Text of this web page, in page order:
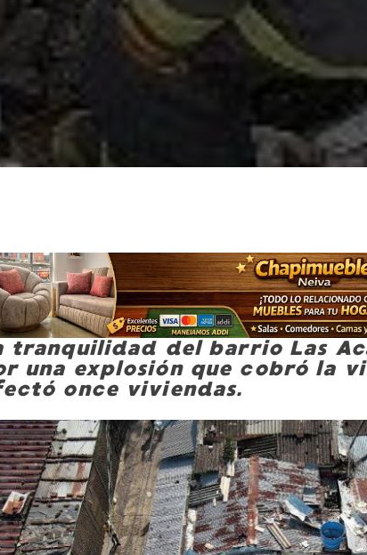
tranquilidad del barrio Las
una explosión que cobró la
once viviendas.